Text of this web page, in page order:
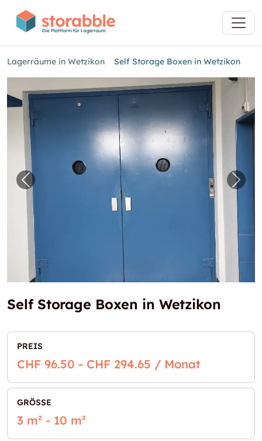
Lagerräume in Wetzikon Self Storage Boxen in Wetzikon
Vorheriges Bild für "Self Storage Boxen in
Self Storage Boxen in Wetzikon
PREIS
CHF 96.50 - CHF 294.65 / Monat
GRÖSSE
3 m² - 10 m²